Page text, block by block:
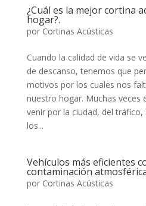
¿Cuál es la mejor cortina
hogar?.
por Cortinas Acústicas
Cuando la calidad de vida se
de descanso, tenemos que
motivos por los cuales nos
nuestro hogar. Muchas veces
venir por la ciudad, del tráfico,
los...
Vehículos más eficientes
contaminación
por Cortinas Acústicas